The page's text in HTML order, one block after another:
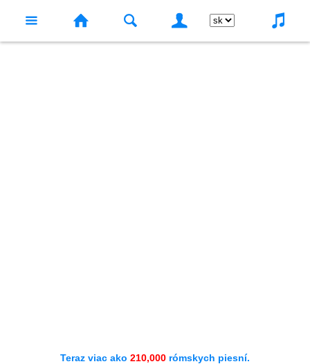
Teraz viac ako 210,000 rómskych piesní.